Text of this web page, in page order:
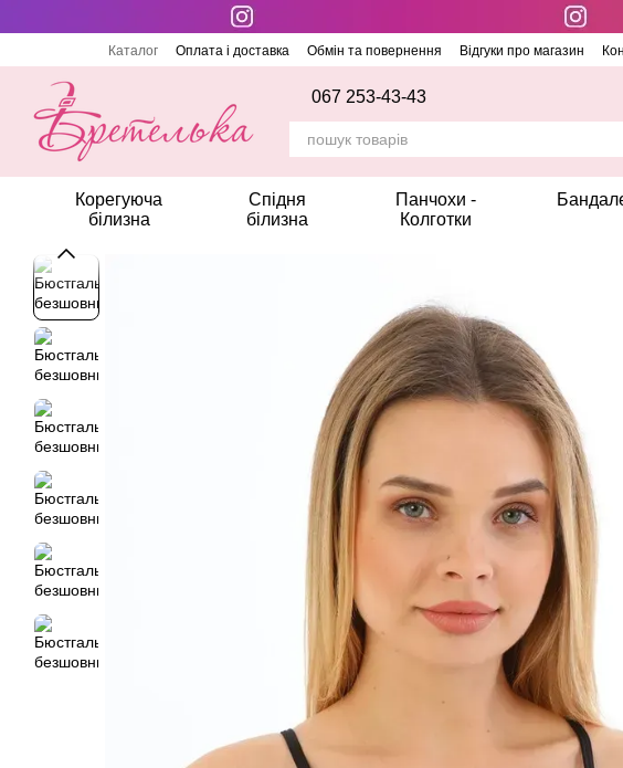
Перейти до основного контенту
Каталог Оплата і доставка Обмін та повернення Відгуки про магазин
067 253-43-43
Корегуюча
білизна
Спідня
білизна
Панчохи -
Колготки